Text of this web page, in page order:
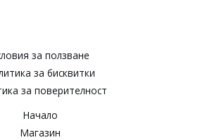
за ползване​
за бисквитки​
за поверителност​
Начало
Магазин